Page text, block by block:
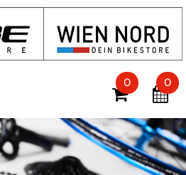
0 0